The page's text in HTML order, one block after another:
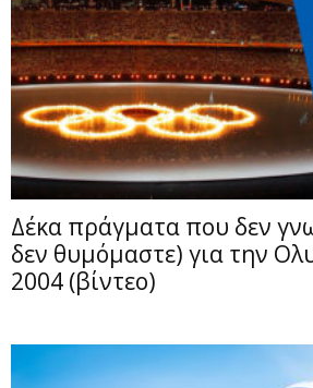
Δέκα πράγματα που δεν
δεν θυμόμαστε) για την
2004 (βίντεο)